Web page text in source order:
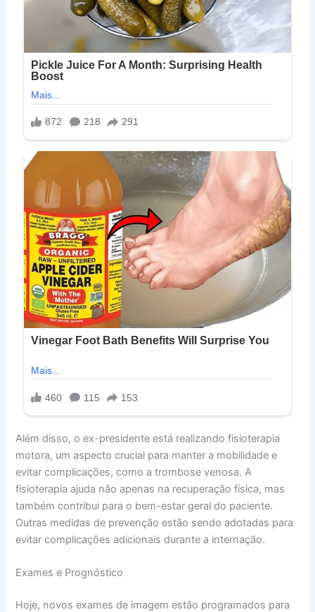
Além disso, o ex-presidente está realizando fisioterapia
motora, um aspecto crucial para manter a mobilidade e
evitar complicações, como a trombose venosa. A
fisioterapia ajuda não apenas na recuperação física, mas
também contribui para o bem-estar geral do paciente.
Outras medidas de prevenção estão sendo adotadas para
evitar complicações adicionais durante a internação.
Exames e Prognóstico
Hoje, novos exames de imagem estão programados para